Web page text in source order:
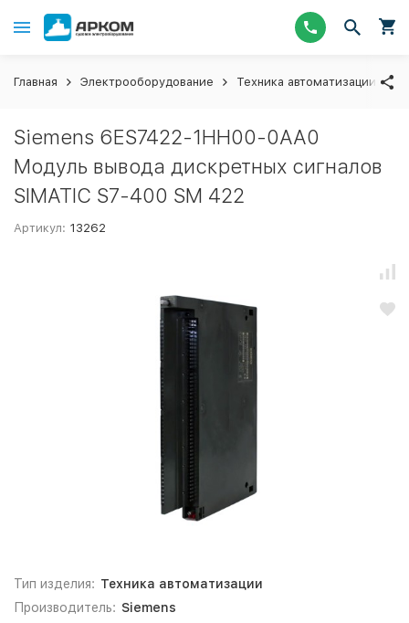
Главная Электрооборудование Техника автоматизации
Siemens 6ES7422-1HH00-0AA0
Модуль вывода дискретных сигналов
SIMATIC S7-400 SM 422
Артикул: 13262
Тип изделия: Техника автоматизации
Производитель: Siemens